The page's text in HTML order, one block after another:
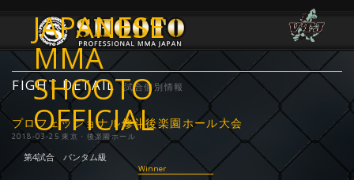
JAPANESE
MMA
SHOOTO
OFFICIAL
FIGHT DETAIL 試合個別情報
プロフェッショナル修斗後楽園ホール大会
2018-03-25 東京・後楽園ホール
第4試合 バンタム級
Winner